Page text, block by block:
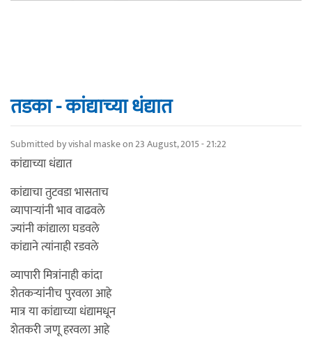
तडका - कांद्याच्या धंद्यात
Submitted byvishal maskeon 23 August, 2015 - 21:22
कांद्याच्या धंद्यात
कांद्याचा तुटवडा भासताच
व्यापार्‍यांनी भाव वाढवले
ज्यांनी कांद्याला घडवले
कांद्याने त्यांनाही रडवले
व्यापारी मित्रांनाही कांदा
शेतकर्‍यांनीच पुरवला आहे
मात्र या कांद्याच्या धंद्यामधून
शेतकरी जणू हरवला आहे